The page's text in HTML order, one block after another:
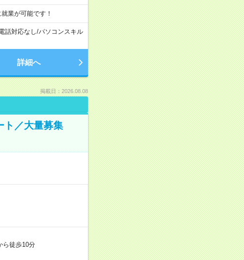
業が可能です！
話対応なし/パソコンスキル
詳細へ
掲載日：2026.08.08
ト／大量募集
ら徒歩10分